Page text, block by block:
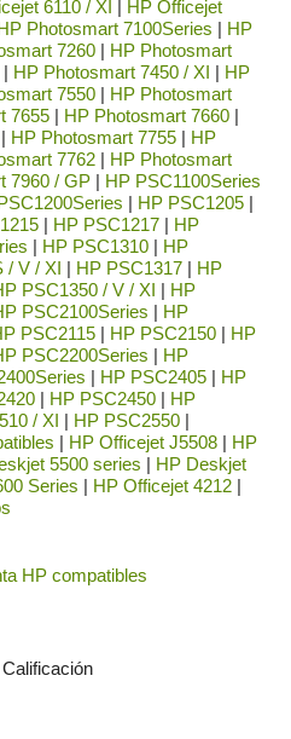
6110 / XI
HP Officejet
Photosmart 7100Series | HP
7260 | HP Photosmart
| HP Photosmart 7450 / XI | HP
7550 | HP Photosmart
7655 | HP Photosmart 7660 |
| HP Photosmart 7755 | HP
7762 | HP Photosmart
7960 / GP | HP PSC1100Series
| HP PSC1205 |
| HP PSC1217 | HP
| HP PSC1310 | HP
/ V / XI | HP PSC1317 | HP
PSC1350 / V / XI | HP
PSC2100Series | HP
PSC2115 | HP PSC2150 | HP
PSC2200Series | HP
| HP PSC2405 | HP
| HP PSC2450 | HP
/ XI | HP PSC2550 |
| HP Officejet J5508 | HP
5500 series | HP Deskjet
Series | HP Officejet 4212 |
HP compatibles
Calificación